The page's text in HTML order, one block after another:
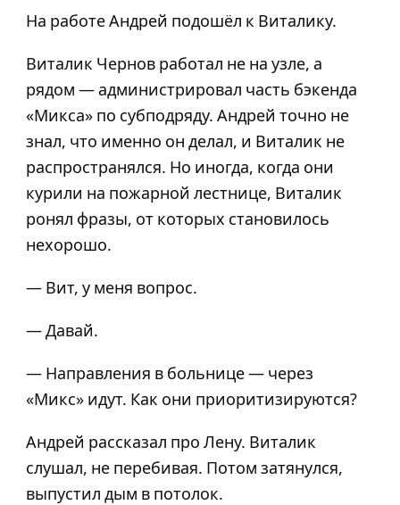
На работе Андрей подошёл к Виталику.
Виталик Чернов работал не на узле, а
рядом — администрировал часть бэкенда
«Микса» по субподряду. Андрей точно не
знал, что именно он делал, и Виталик не
распространялся. Но иногда, когда они
курили на пожарной лестнице, Виталик
ронял фразы, от которых становилось
нехорошо.
— Вит, у меня вопрос.
— Давай.
— Направления в больнице — через
«Микс» идут. Как они приоритизируются?
Андрей рассказал про Лену. Виталик
слушал, не перебивая. Потом затянулся,
выпустил дым в потолок.